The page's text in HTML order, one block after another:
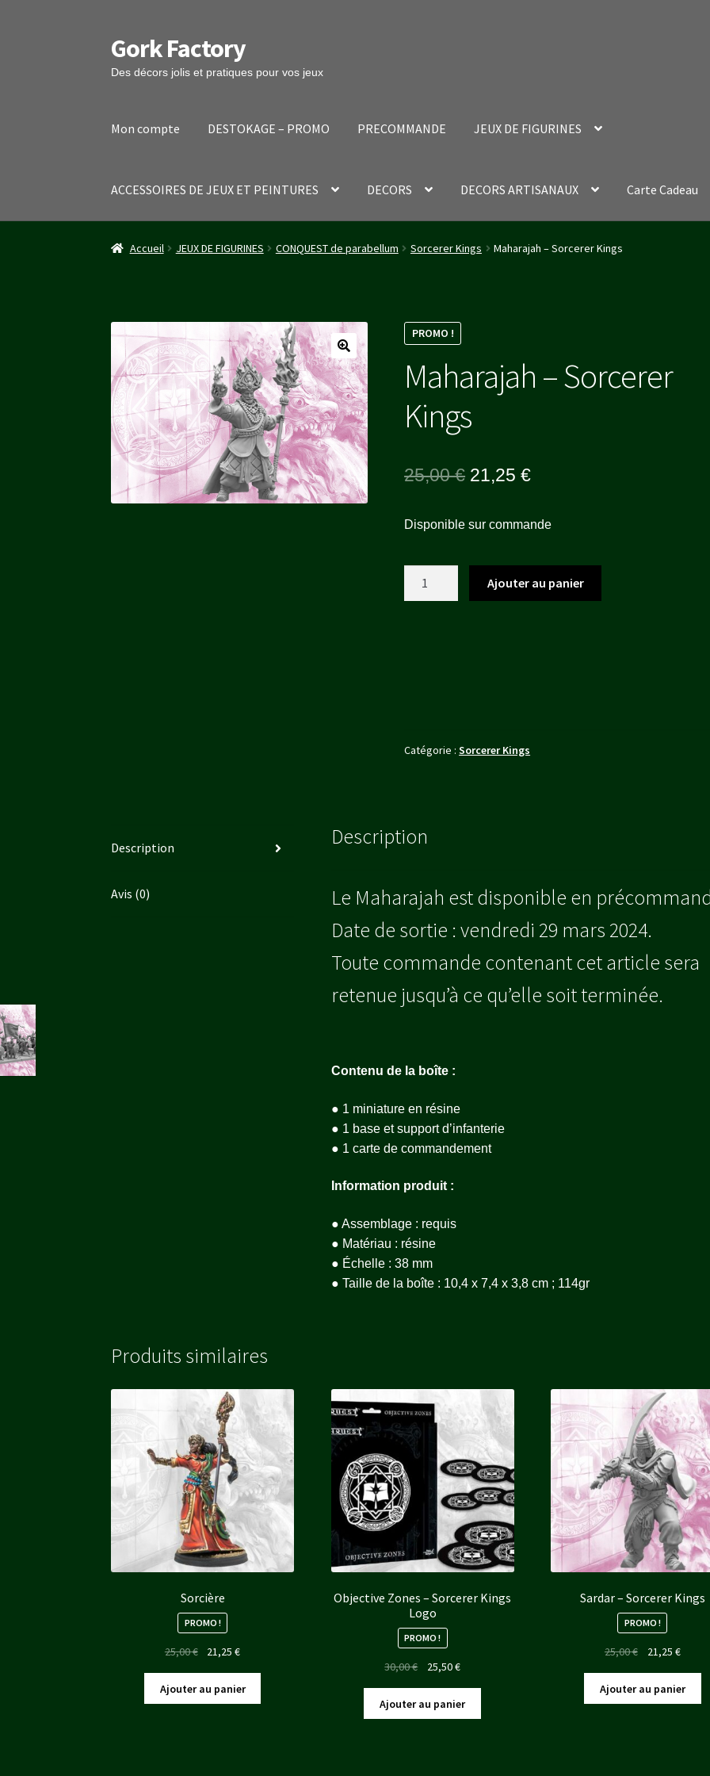
Aller
à
la
Aller
au
contenu
Gork Factory
Des décors jolis et pratiques pour vos jeux
Mon compte DESTOKAGE – PROMO PRECOMMANDE JEUX DE FIGURINES
ACCESSOIRES DE JEUX ET PEINTURES DECORS DECORS ARTISANAUX Carte Cadeau
Accueil CGV Mon comptePanier Stripe Payment Success Page Validation de la commande
Accueil JEUX DE FIGURINES CONQUEST de parabellum Sorcerer Kings Maharajah – Sorcerer Kings
PROMO !
Maharajah – Sorcerer
Kings
25,00€ Le
initial
était :
25,00 €.
21,25€Le
actuel
est :
21,25 €.
Disponible sur commande
Ajouter au panier
Catégorie :Sorcerer Kings
Description
Avis (0)
Description
Le Maharajah est disponible en
Date de sortie : vendredi 29 mars 2024.
Toute commande contenant cet article sera
retenue jusqu’à ce qu’elle soit terminée.
Contenu de la boîte:
● 1 miniature en résine
● 1 base et support d’infanterie
● 1 carte de commandement
Information produit:
● Assemblage : requis
● Matériau : résine
● Échelle : 38 mm
● Taille de la boîte : 10,4 x 7,4 x 3,8 cm ; 114gr
Produits similaires
Sorcière
PROMO !
25,00€
Le
initial
était :
21,25€Le
actuel
est :
Ajouter au panier
Objective Zones – Sorcerer Kings
Logo
PROMO !
30,00€
Le
initial
était :
25,50€Le
actuel
est :
Ajouter au panier
Sardar – Sorcerer Kings
PROMO !
25,00€
Le
initial
était :
21,25 €Le
actuel
est :
Ajouter au panier